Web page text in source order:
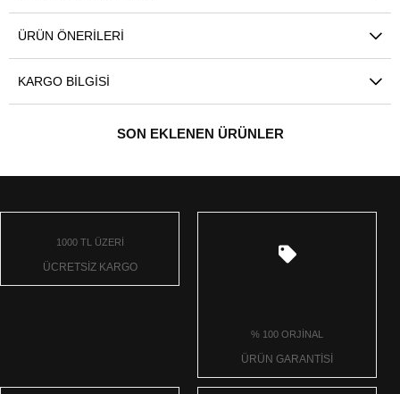
ÜRÜN ÖNERILERI
KARGO BILGISI
SON EKLENEN ÜRÜNLER
1000 TL ÜZERİ
ÜCRETSİZ KARGO
% 100 ORJİNAL
ÜRÜN GARANTİSİ